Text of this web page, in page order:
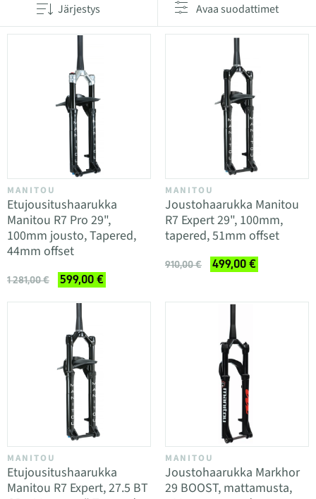
Järjestys Avaa suodattimet
MANITOU
Etujousitushaarukka
Manitou R7 Pro 29",
100mm jousto, Tapered,
44mm offset
1 281,00 € 599,00 €
MANITOU
Joustohaarukka Manitou
R7 Expert 29", 100mm,
tapered, 51mm offset
910,00 € 499,00 €
MANITOU
Etujousitushaarukka
Manitou R7 Expert, 27.5 BT
MANITOU
Joustohaarukka Markhor
29 BOOST, mattamusta,